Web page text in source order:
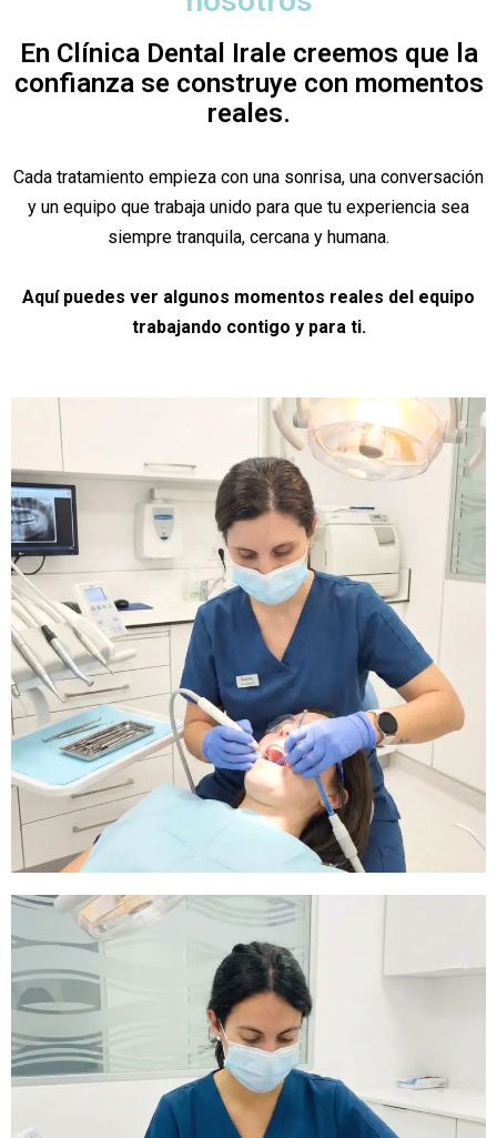
En Clínica Dental Irale creemos que la
confianza se construye con momentos
reales.
Cada tratamiento empieza con una sonrisa, una conversación
y un equipo que trabaja unido para que tu experiencia sea
siempre tranquila, cercana y humana.
Aquí puedes ver algunos momentos reales del equipo
trabajando contigo y para ti.